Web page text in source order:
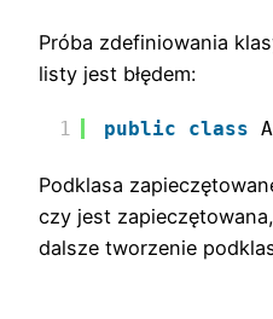
Próba zdefiniowania
listy jest błędem:
1 public class
Podklasa
czy jest
dalsze tworzenie